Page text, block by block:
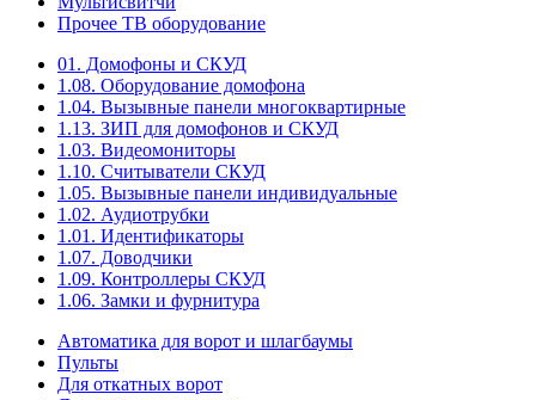
Прочее ТВ оборудование
01. Домофоны и СКУД
1.08. Оборудование домофона
1.04. Вызывные панели многоквартирные
1.13. ЗИП для домофонов и СКУД
1.03. Видеомониторы
1.10. Считыватели СКУД
1.05. Вызывные панели индивидуальные
1.02. Аудиотрубки
1.01. Идентификаторы
1.07. Доводчики
1.09. Контроллеры СКУД
1.06. Замки и фурнитура
Автоматика для ворот и шлагбаумы
Пульты
Для откатных ворот